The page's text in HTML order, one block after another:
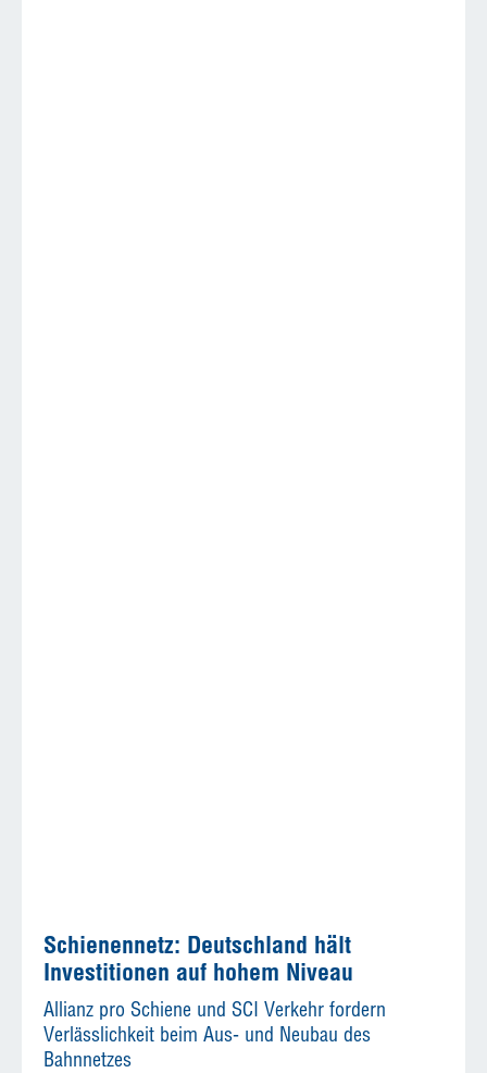
Schienennetz: Deutschland hält
Investitionen auf hohem Niveau
Allianz pro Schiene und SCI Verkehr fordern
Verlässlichkeit beim Aus- und Neubau des
Bahnnetzes